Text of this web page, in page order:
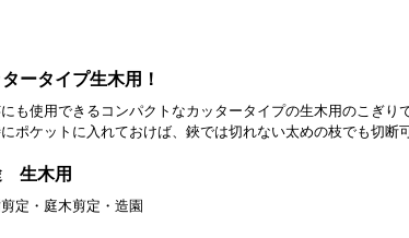
ータイプ生木用！
も使用できるコンパクトなカッタータイプの生木用のこぎり
ポケットに入れておけば、鋏では切れない太めの枝でも切断
生木用
定・庭木剪定・造園